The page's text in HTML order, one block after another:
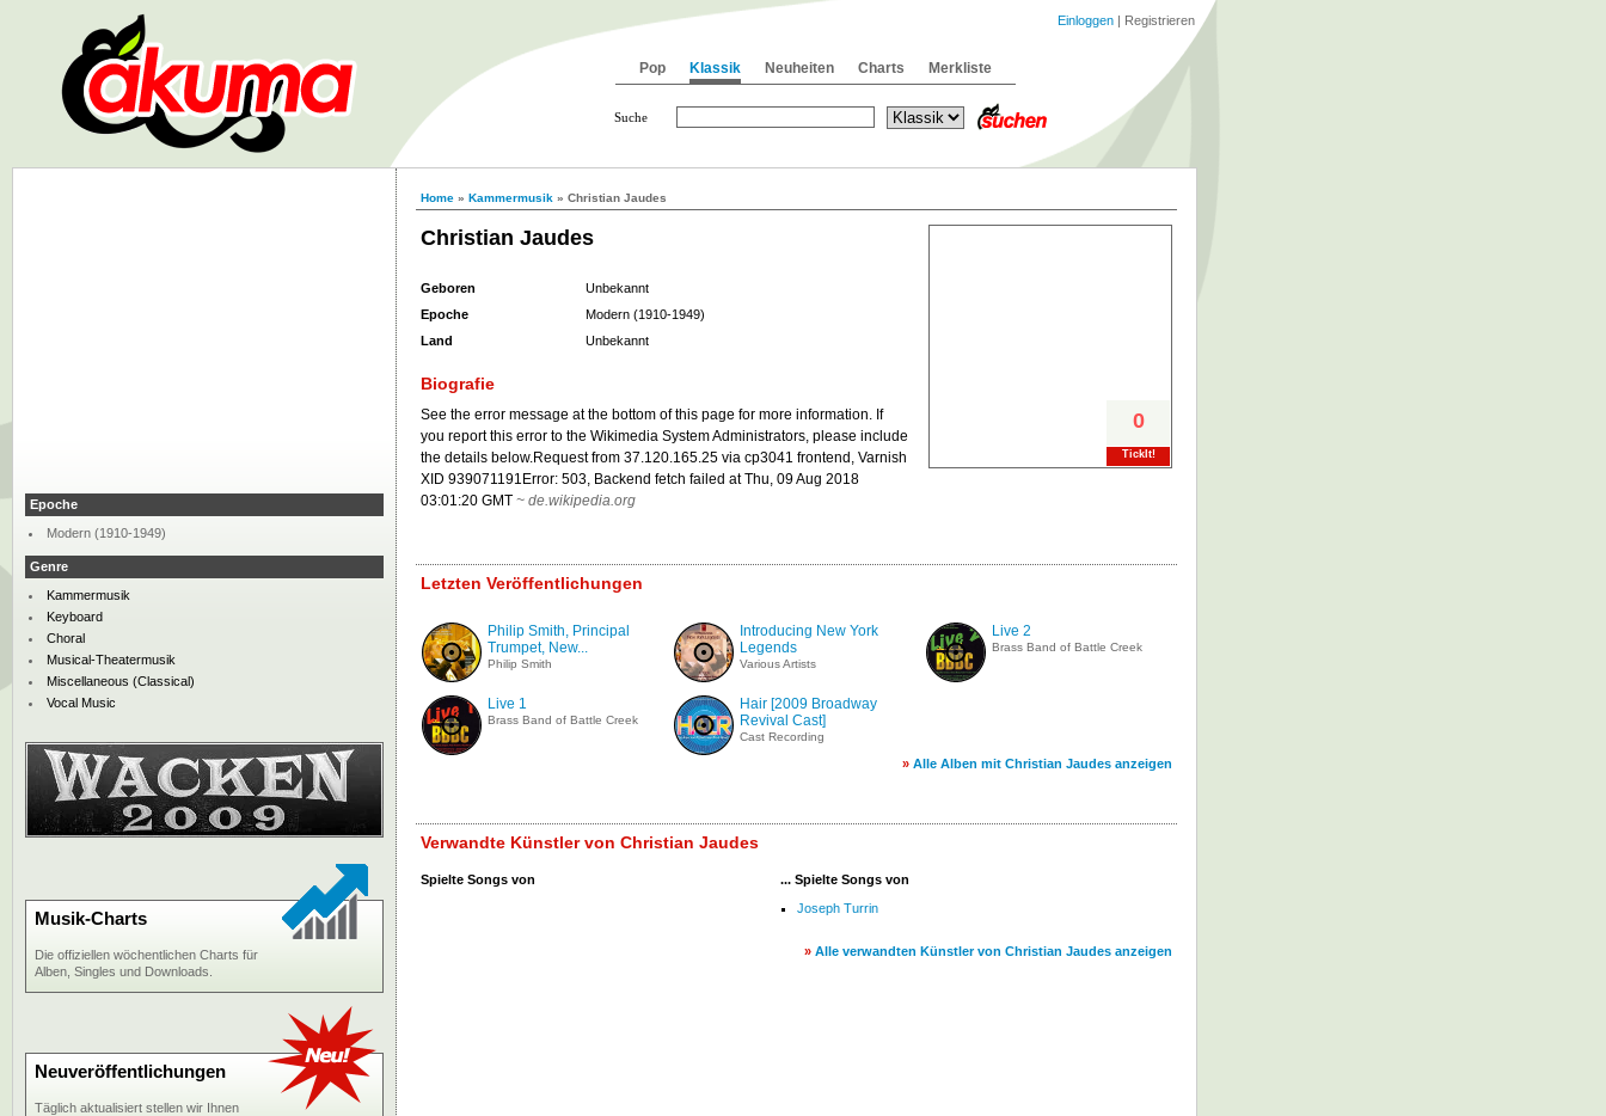
Home » Kammermusik » Christian Jaudes
Christian Jaudes
0
TickIt!
Geboren
Unbekannt
Epoche
Modern (1910-1949)
Land
Unbekannt
Biografie
See the error message at the bottom of this page for more information. If
you report this error to the Wikimedia System Administrators, please include
the details below.Request from 37.120.165.25 via cp3041 frontend, Varnish
XID 939071191Error: 503, Backend fetch failed at Thu, 09 Aug 2018
03:01:20 GMT ~ de.wikipedia.org
Letzten Veröffentlichungen
Philip Smith, Principal
Trumpet, New...
Philip Smith
Introducing New York
Legends
Various Artists
Live 2
Brass Band of Battle Creek
Live 1
Brass Band of Battle Creek
Hair [2009 Broadway
Revival Cast]
Cast Recording
» Alle Alben mit Christian Jaudes anzeigen
Verwandte Künstler von Christian Jaudes
Spielte Songs von
... Spielte Songs von
Joseph Turrin
» Alle verwandten Künstler von Christian Jaudes anzeigen
Epoche
Modern (1910-1949)
Genre
Kammermusik
Keyboard
Choral
Musical-Theatermusik
Miscellaneous (Classical)
Vocal Music
Musik-Charts
Die offiziellen wöchentlichen Charts für
Alben, Singles und Downloads.
Neuveröffentlichungen
Täglich aktualisiert stellen wir Ihnen
Pop Klassik Neuheiten Charts Merkliste
Einloggen | Registrieren
Suche